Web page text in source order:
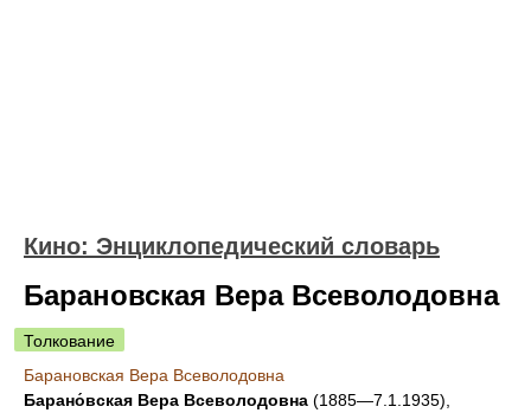
Кино: Энциклопедический словарь
Барановская Вера Всеволодовна
Толкование
Барановская Вера Всеволодовна
Барано́вская Вера Всеволодовна (1885—7.1.1935),